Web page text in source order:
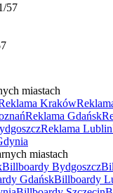
57
miastach
Kraków
Reklama Gdańsk
Reklama Lublin
miastach
Billboardy Bydgoszcz
GdańskBillboardy